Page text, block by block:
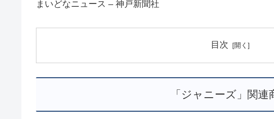
まいどなニュース – 神戸新聞社
目次
「ジャニーズ」関連